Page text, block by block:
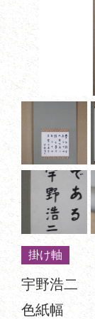
掛け軸
宇野浩二
色紙幅